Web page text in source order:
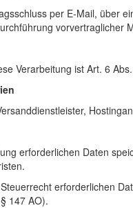
per E-Mail, über
vorvertraglicher
Verarbeitung ist Art. 6
erforderlichen Daten
erforderlichen
147 AO).